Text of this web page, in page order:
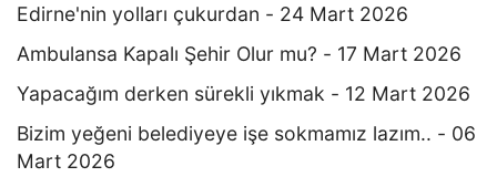
Edirne'nin yolları çukurdan - 24 Mart 2026
Ambulansa Kapalı Şehir Olur mu? - 17 Mart 2026
Yapacağım derken sürekli yıkmak - 12 Mart 2026
Bizim yeğeni belediyeye işe sokmamız lazım.. - 06
Mart 2026